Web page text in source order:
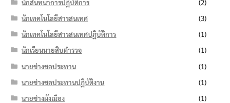
นักสันทนาการปฏิบัติการ
(2)
นักเทคโนโลยีสารสนเทศ
(3)
นักเทคโนโลยีสารสนเทศปฏิบัติการ
(1)
นักเรียนนายสิบตำรวจ
(1)
นายช่างชลประทาน
(1)
นายช่างชลประทานปฏิบัติงาน
(1)
นายช่างผังเมือง
(1)